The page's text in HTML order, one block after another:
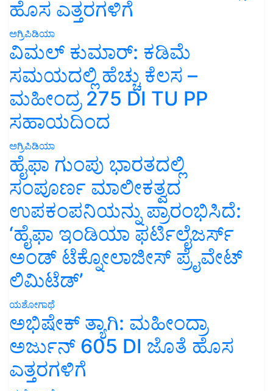
ಹೊಸ ಎತ್ತರಗಳಿಗೆ
ಅಗ್ರಿಪಿಡಿಯಾ
ವಿಮಲ್ ಕುಮಾರ್: ಕಡಿಮೆ
ಸಮಯದಲ್ಲಿ ಹೆಚ್ಚು ಕೆಲಸ –
ಮಹೀಂದ್ರ 275 DI TU PP
ಸಹಾಯದಿಂದ
ಅಗ್ರಿಪಿಡಿಯಾ
ಹೈಫಾ ಗುಂಪು ಭಾರತದಲ್ಲಿ
ಸಂಪೂರ್ಣ ಮಾಲೀಕತ್ವದ
ಉಪಕಂಪನಿಯನ್ನು ಪ್ರಾರಂಭಿಸಿದೆ:
‘ಹೈಫಾ ಇಂಡಿಯಾ ಫರ್ಟಿಲೈಜರ್ಸ್
ಅಂಡ್ ಟೆಕ್ನೋಲಾಜೀಸ್ ಪ್ರೈವೇಟ್
ಲಿಮಿಟೆಡ್’
ಯಶೋಗಾಥೆ
ಅಭಿಷೇಕ್ ತ್ಯಾಗಿ: ಮಹೀಂದ್ರಾ
ಅರ್ಜುನ್ 605 DI ಜೊತೆ ಹೊಸ
ಎತ್ತರಗಳಿಗೆ